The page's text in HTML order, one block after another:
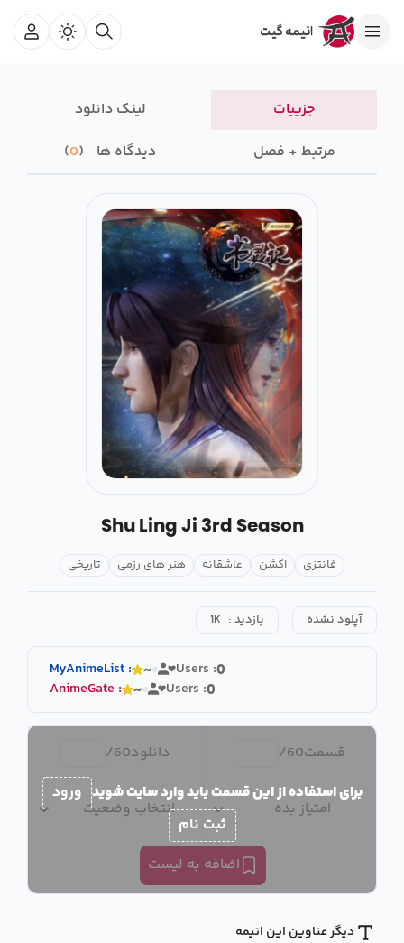
جزییات
لینک دانلود
مرتبط + فصل
دیدگاه ها 0
Shu Ling Ji 3rd Season
فانتزی اکشن عاشقانه هنر های رزمی تاریخی
آپلود نشده بازدید : 1K
MyAnimeList : ~ Users :0
AnimeGate : ~ Users :0
قسمت60
/ دانلود60
/
امتیاز بده انتخاب وضعیت
اضافه به لیست
برای استفاده از این قسمت باید وارد سایت شوید ورود
ثبت نام
دیگر عناوین این انیمه